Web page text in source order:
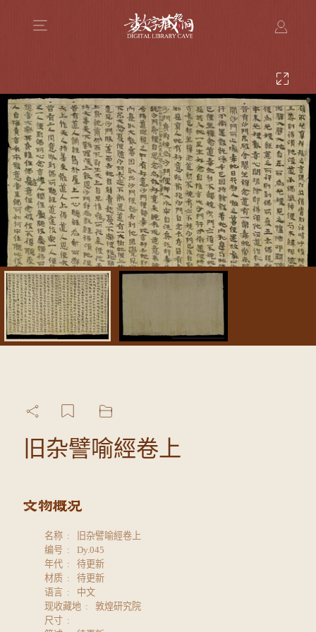
旧杂譬喻經卷上
名称
旧杂譬喻經卷上
编号
Dy.045
年代
待更新
材质
待更新
语言
中文
现收藏地
敦煌研究院
尺寸